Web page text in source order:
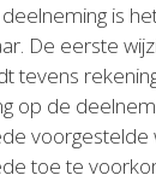
is
De eerste
tevens
op de
toe te